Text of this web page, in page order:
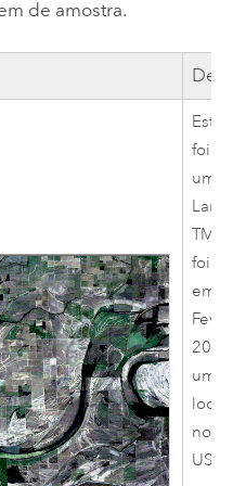
de amostra.
Esta
foi
uma
TM.
foi
em
uma
no
USA.